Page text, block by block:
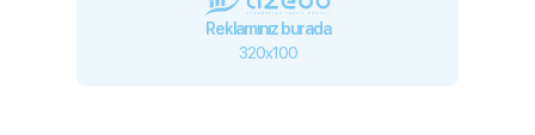
Reklamınız burada
320x100